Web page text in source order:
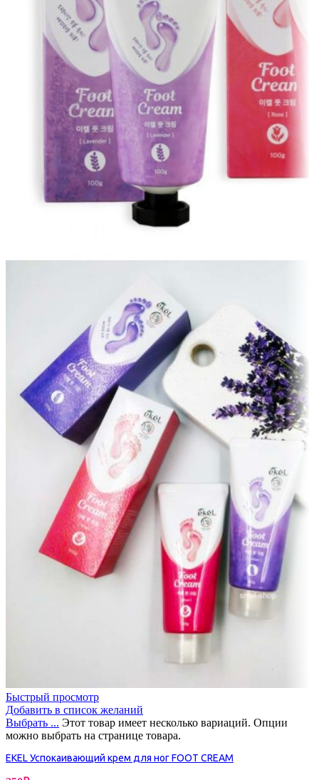
Быстрый просмотр
Добавить в список желаний
Выбрать ... Этот товар имеет несколько вариаций. Опции
можно выбрать на странице товара.
EKEL Успокаивающий крем для ног FOOT CREAM